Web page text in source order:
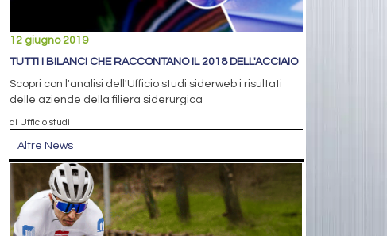
12 giugno 2019
TUTTI I BILANCI CHE RACCONTANO IL 2018 DELL'ACCIAIO
Scopri con l'analisi dell'Ufficio studi siderweb i risultati
delle aziende della filiera siderurgica
di Ufficio studi
Altre News